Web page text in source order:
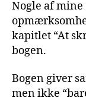
Nogle af
kapitlet “At
bogen.
Bogen giver
men ikke